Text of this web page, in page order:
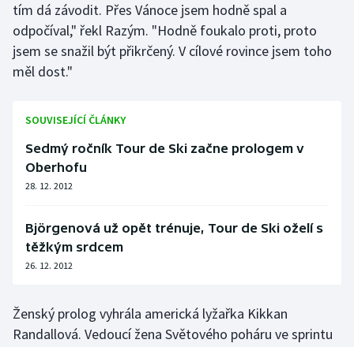
tím dá závodit. Přes Vánoce jsem hodně spal a
odpočíval," řekl Razým. "Hodně foukalo proti, proto
jsem se snažil být přikrčený. V cílové rovince jsem toho
měl dost."
SOUVISEJÍCÍ ČLÁNKY
Sedmý ročník Tour de Ski začne prologem v
Oberhofu
28. 12. 2012
Björgenová už opět trénuje, Tour de Ski oželí s
těžkým srdcem
26. 12. 2012
Ženský prolog vyhrála americká lyžařka Kikkan
Randallová. Vedoucí žena Světového poháru ve sprintu